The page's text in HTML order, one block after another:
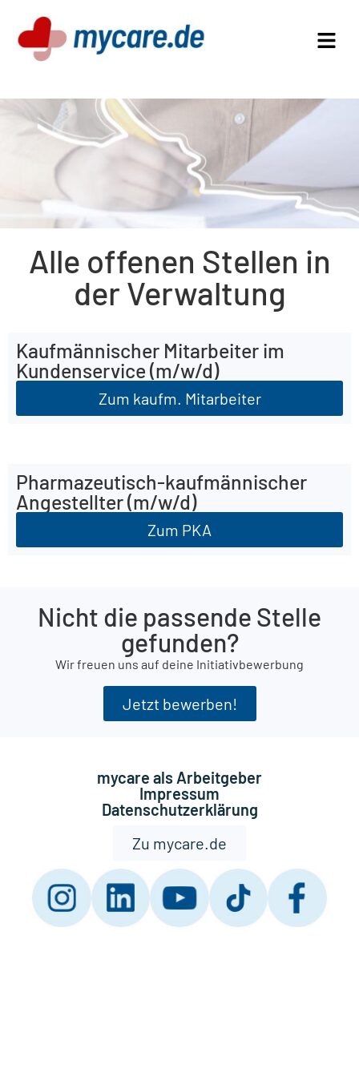
Alle offenen Stellen in
der Verwaltung
Kaufmännischer Mitarbeiter im
Kundenservice (m/w/d)
Zum kaufm. Mitarbeiter
Pharmazeutisch-kaufmännischer
Angestellter (m/w/d)
Zum PKA
Nicht die passende Stelle
gefunden?
Wir freuen uns auf deine Initiativbewerbung
Jetzt bewerben!
mycare als Arbeitgeber
Impressum
Datenschutzerklärung
Zu mycare.de